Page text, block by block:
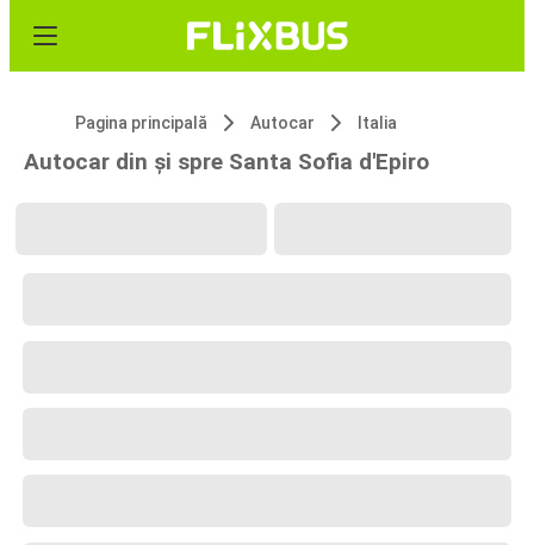
Pagina principală Autocar Italia
Autocar din și spre Santa Sofia d'Epiro